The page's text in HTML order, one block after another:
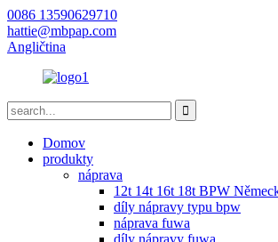
0086 13590629710
hattie@mbpap.com
Angličtina
Domov
produkty
náprava
12t 14t 16t 18t BPW
díly nápravy typu bpw
náprava fuwa
díly nápravy fuwa